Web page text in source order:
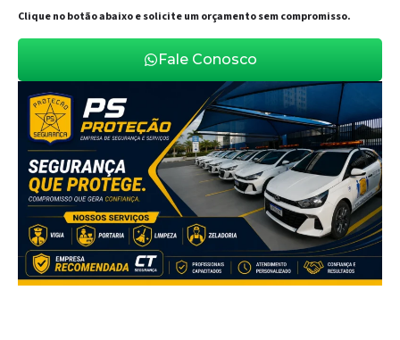
Clique no botão abaixo e solicite um orçamento sem compromisso.
Fale Conosco